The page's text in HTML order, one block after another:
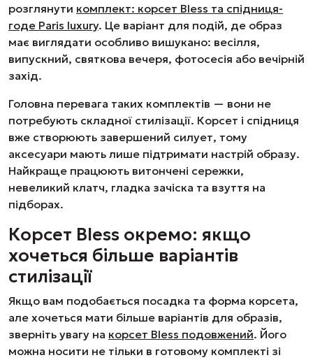
розглянути комплект: корсет Bless та спідниця-
годе Paris luxury. Це варіант для подій, де образ
має виглядати особливо вишукано: весілля,
випускний, святкова вечеря, фотосесія або вечірній
захід.
Головна перевага таких комплектів — вони не
потребують складної стилізації. Корсет і спідниця
вже створюють завершений силует, тому
аксесуари мають лише підтримати настрій образу.
Найкраще працюють витончені сережки,
невеликий клатч, гладка зачіска та взуття на
підборах.
Корсет Bless окремо: якщо
хочеться більше варіантів
стилізації
Якщо вам подобається посадка та форма корсета,
але хочеться мати більше варіантів для образів,
зверніть увагу на корсет Bless подовжений. Його
можна носити не тільки в готовому комплекті зі